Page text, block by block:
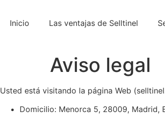
contenido
Inicio Las ventajas de Selltinel
Aviso legal
Usted está visitando la página Web
Domicilio: Menorca 5, 28009, Madrid,